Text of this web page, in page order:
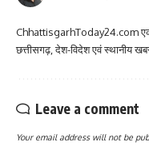
ChhattisgarhToday24.com एक
छत्तीसगढ़, देश-विदेश एवं स्थानीय
Leave a comment
Your email address will not be